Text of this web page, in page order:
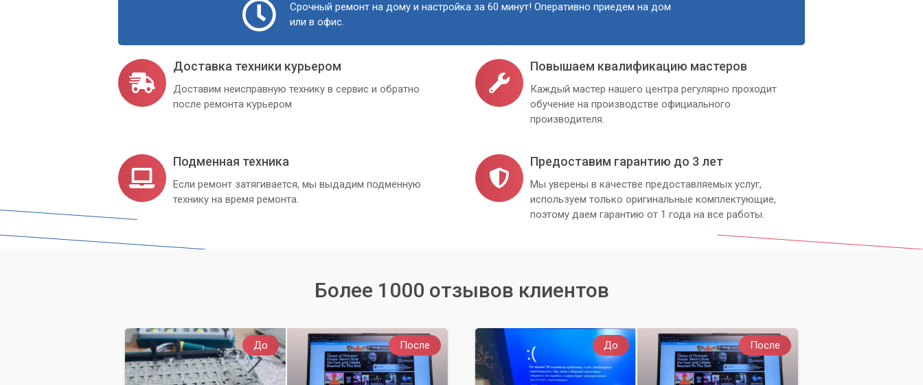
Срочный ремонт на дому и настройка за 60 минут! Оперативно приедем на дом
или в офис.
Доставка техники курьером
Доставим неисправную технику в сервис и обратно
после ремонта курьером
Повышаем квалификацию мастеров
Каждый мастер нашего центра регулярно проходит
обучение на производстве официального
производителя.
Подменная техника
Если ремонт затягивается, мы выдадим подменную
технику на время ремонта.
Предоставим гарантию до 3 лет
Мы уверены в качестве предоставляемых услуг,
используем только оригинальные комплектующие,
поэтому даем гарантию от 1 года на все работы.
Более 1000 отзывов клиентов
До После До После